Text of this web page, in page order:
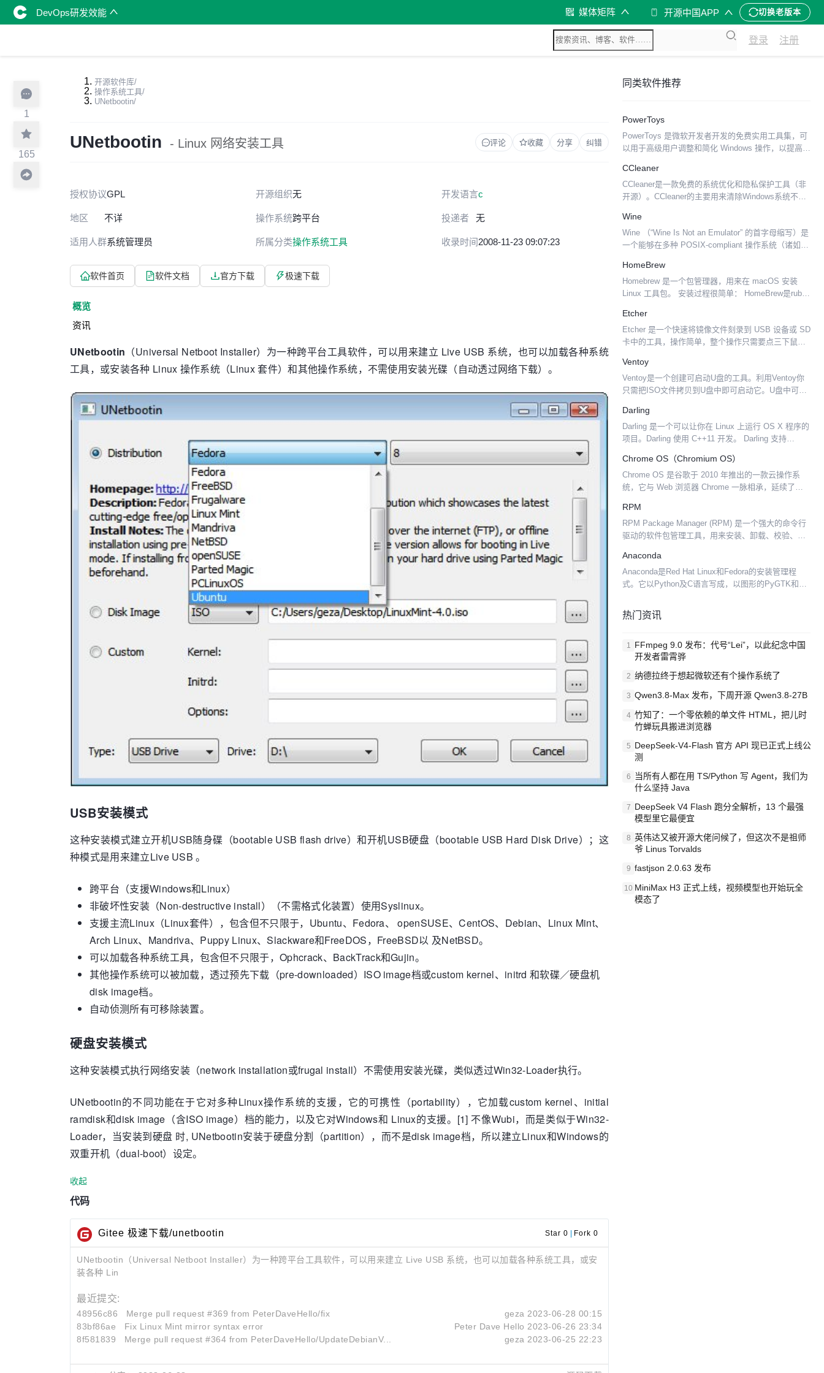
DevOps研发效能 媒体矩阵 开源中国APP 切换老版本
登录 注册
1
165
开源软件库/
操作系统工具/
UNetbootin/
UNetbootin - Linux 网络安装工具 评论 收藏 分享 纠错
授权协议GPL 开源组织无 开发语言c
地区 不详 操作系统跨平台 投递者 无
适用人群系统管理员 所属分类操作系统工具 收录时间2008-11-23 09:07:23
软件首页 软件文档 官方下载 极速下载
概览
资讯
UNetbootin （Universal Netboot Installer）为一种跨平台工具软件，可以用来建立 Live USB 系统，也可以加载各种系统
工具，或安装各种 Linux 操作系统（Linux 套件）和其他操作系统，不需使用安装光碟（自动透过网络下载）。
USB安装模式
这种安装模式建立开机USB随身碟（bootable USB flash drive）和开机USB硬盘（bootable USB Hard Disk Drive）；这
种模式是用来建立Live USB 。
跨平台（支援Windows和Linux）
非破坏性安装（Non-destructive install）（不需格式化装置）使用Syslinux。
支援主流Linux（Linux套件），包含但不只限于，Ubuntu、Fedora、 openSUSE、CentOS、Debian、Linux Mint、
Arch Linux、Mandriva、Puppy Linux、Slackware和FreeDOS，FreeBSD以 及NetBSD。
可以加载各种系统工具，包含但不只限于，Ophcrack、BackTrack和Gujin。
其他操作系统可以被加载，透过预先下载（pre-downloaded）ISO image档或custom kernel、initrd 和软碟／硬盘机
disk image档。
自动侦测所有可移除装置。
硬盘安装模式
这种安装模式执行网络安装（network installation或frugal install）不需使用安装光碟，类似透过Win32-Loader执行。
UNetbootin的不同功能在于它对多种Linux操作系统的支援，它的可携性（portability），它加载custom kernel、initial
ramdisk和disk image（含ISO image）档的能力，以及它对Windows和 Linux的支援。[1] 不像Wubi，而是类似于Win32-
Loader，当安装到硬盘 时, UNetbootin安装于硬盘分割（partition），而不是disk image档，所以建立Linux和Windows的
双重开机（dual-boot）设定。
收起
代码
Gitee 极速下载/unetbootin Star 0 | Fork 0
UNetbootin（Universal Netboot Installer）为一种跨平台工具软件，可以用来建立 Live USB 系统，也可以加载各种系统工具，或安
装各种 Lin
最近提交:
48956c86 Merge pull request #369 from PeterDaveHello/fix geza 2023-06-28 00:15
83bf86ae
Fix Linux Mint mirror syntax error Peter Dave Hello 2023-06-26 23:34
8f581839
Merge pull request #364 from PeterDaveHello/UpdateDebianV... geza 2023-06-25 22:23
同类软件推荐
PowerToys
PowerToys 是微软开发者开发的免费实用工具集，可
以用于高级用户调整和简化 Windows 操作，以提高效
方支持，对其测试也不够彻底。到...
CCleaner
CCleaner是一款免费的系统优化和隐私保护工具（非
开源）。CCleaner的主要用来清除Windows系统不再
功能是清除使用者的上网记录。CClea...
Wine
Wine （“Wine Is Not an Emulator” 的首字母缩写）是
一个能够在多种 POSIX-compliant 操作系统（诸如
HomeBrew
Homebrew 是一个包管理器，用来在 macOS 安装
Linux 工具包。 安装过程很简单： HomeBrew是ruby
带了。 安装好后，可以...
Etcher
Etcher 是一个快速将镜像文件刻录到 USB 设备或 SD
卡中的工具，操作简单，整个操作只需要点三下鼠
镜像文件（支持 .iso、.img ...
Ventoy
Ventoy是一个创建可启动U盘的工具。利用Ventoy你
只需把ISO文件拷贝到U盘中即可启动它。U盘中可以
在启动时Ventoy会提供一个菜单来进行选择...
Darling
Darling 是一个可以让你在 Linux 上运行 OS X 程序的
项目。Darling 使用 C++11 开发。 Darling 支持
Chrome OS（Chromium OS）
Chrome OS 是谷歌于 2010 年推出的一款云操作系
统，它与 Web 浏览器 Chrome 一脉相承，延续了
期，也主打类似于“整个操作系统...
RPM
RPM Package Manager (RPM) 是一个强大的命令行
驱动的软件包管理工具，用来安装、卸载、校验、查
Anaconda
Anaconda是Red Hat Linux和Fedora的安装管理程
式。它以Python及C语言写成，以图形的PyGTK和文
置，使用户能够以最...
热门资讯
1 FFmpeg 9.0 发布：代号“Lei”，以此纪念中国
开发者雷霄骅
2 纳德拉终于想起微软还有个操作系统了
3 Qwen3.8-Max 发布，下周开源 Qwen3.8-27B
4 竹知了：一个零依赖的单文件 HTML，把儿时
竹蝉玩具搬进浏览器
5 DeepSeek-V4-Flash 官方 API 现已正式上线公
测
6 当所有人都在用 TS/Python 写 Agent，我们为
什么坚持 Java
7 DeepSeek V4 Flash 跑分全解析，13 个最强
模型里它最便宜
8 英伟达又被开源大佬问候了，但这次不是祖师
爷 Linus Torvalds
9 fastjson 2.0.63 发布
10 MiniMax H3 正式上线，视频模型也开始玩全
模态了